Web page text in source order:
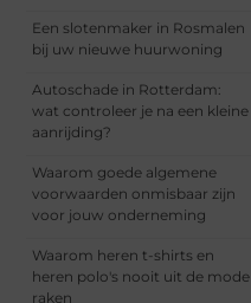
Een slotenmaker in Rosmalen
bij uw nieuwe huurwoning
Autoschade in Rotterdam:
wat controleer je na een kleine
aanrijding?
Waarom goede algemene
voorwaarden onmisbaar zijn
voor jouw onderneming
Waarom heren t-shirts en
heren polo's nooit uit de mode
raken